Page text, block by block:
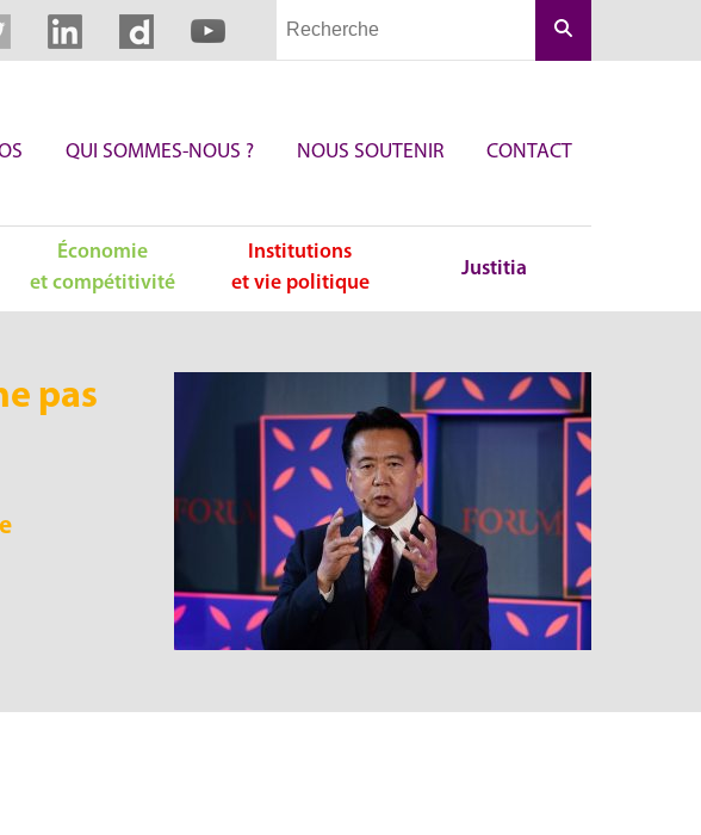
QUI SOMMES-NOUS ? NOUS SOUTENIR CONTACT
Économie
et compétitivité
Institutions
et vie politique
Justitia
pas